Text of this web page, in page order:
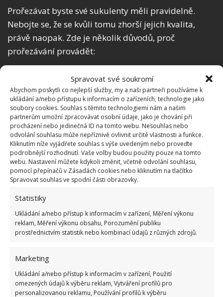
Spravovat své soukromí
Abychom poskytli co nejlepší služby, my a naši partneři používáme k
ukládání a/nebo přístupu k informacím o zařízeních, technologie jako
soubory cookies. Souhlas s těmito technologiemi nám a našim
partnerům umožní zpracovávat osobní údaje, jako je chování při
procházení nebo jedinečná ID na tomto webu. Nesouhlas nebo
odvolání souhlasu může nepříznivě ovlivnit určité vlastnosti a funkce.
Kliknutím níže vyjádřete souhlas s výše uvedeným nebo proveďte
podrobnější rozhodnutí. Vaše volby budou použity pouze na tomto
webu. Nastavení můžete kdykoli změnit, včetně odvolání souhlasu,
pomocí přepínačů v Zásadách cookies nebo kliknutím na tlačítko
Spravovat souhlas ve spodní části obrazovky.
Statistiky
Ukládání a/nebo přístup k informacím v zařízení, Měření výkonu
reklam, Měření výkonu obsahu, Porozumění publiku
prostřednictvím statistik nebo kombinací údajů z různých zdrojů.
Marketing
Ukládání a/nebo přístup k informacím v zařízení, Použití
omezených údajů k výběru reklam, Vytváření profilů pro
personalizovanou reklamu, Používání profilů k výběru
Prořezávat byste své sukulenty měli pravidelně.
Nebojte se, že se kvůli tomu zhorší jejich kvalita,
právě naopak. Zde je několik důvodů, proč
prořezávání provádět:
Rostlina dostane dekorativní tvar
Budou odstraněny infikované výhonky
Bude stimulován růst
Provádějte tento postup vždy na jaře. Ořezávejte
přebytečné větvičky a snažte se rostlinu dostat do
dokonale symetrického tvaru. Sukulenty během
prořezávání nepřesazujte. Z listů také bude vytékat
bílá tekutina. Je to v pořádku a nemusíte se bát, že
jste něco udělali špatně.
K práci používejte zahradnické nůžky a rukavice.
Najděte dvě větve, které tvoří tvar písmena V.
tohoto tvaru. Stříhání provádějte lehce našikmo.
Odstraňte také větve z horní a boční strany stromu.
Suché a hnědé listy byste měli okamžitě odříznout.